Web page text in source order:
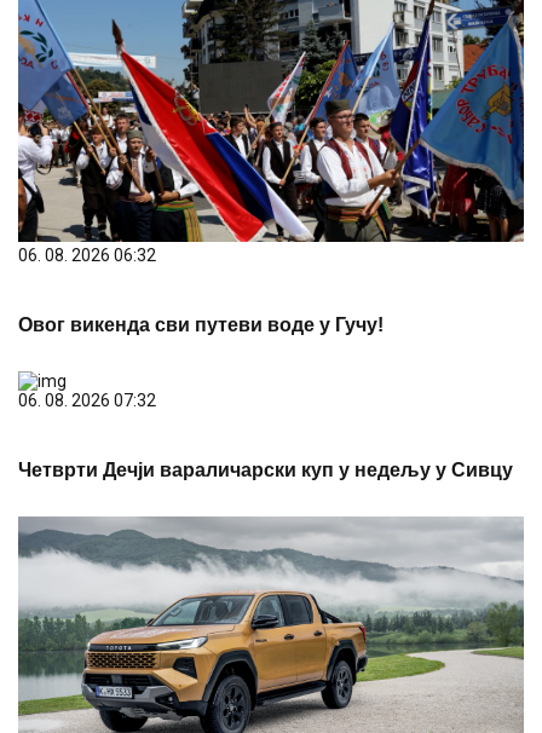
06. 08. 2026 06:32
Овог викенда сви путеви воде у Гучу!
06. 08. 2026 07:32
Четврти Дечји вараличарски куп у недељу у Сивцу